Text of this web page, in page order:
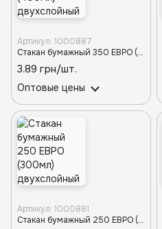
Артикул: 1000887
Стакан бумажный 350 ЕВРО (400мл) двухслойный КРАСНЫЙ d-90TP (20шт/640шт)
3.89 грн/шт.
Оптовые цены
Артикул: 1000881
Стакан бумажный 250 ЕВРО (300мл) двухслойный БИРЮЗОВЫЙ d-80TP (20шт/880шт)